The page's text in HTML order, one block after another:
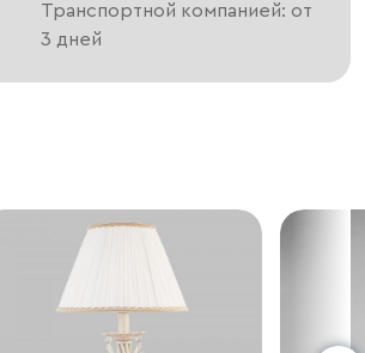
Транспортной компанией: от
3 дней